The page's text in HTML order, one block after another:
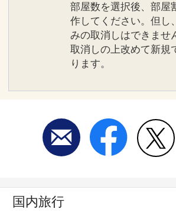
部屋数を選択後、部屋
作してください。但し
みの取消しはできませ
取消しの上改めて新規
ります。
国内旅行